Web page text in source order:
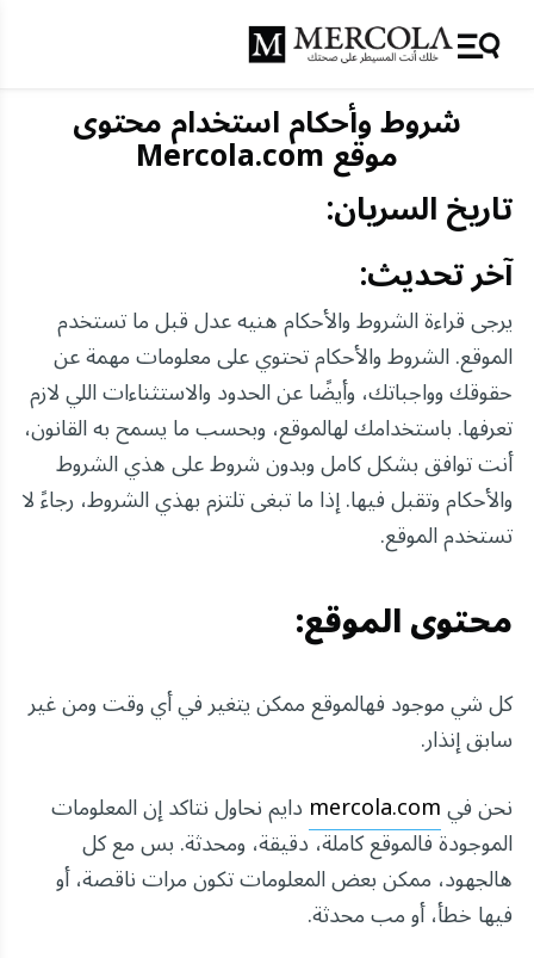
شروط وأحكام استخدام محتوى
موقع Mercola.com
تاريخ السريان:
آخر تحديث:
يرجى قراءة الشروط والأحكام هنيه عدل قبل ما تستخدم
الموقع. الشروط والأحكام تحتوي على معلومات مهمة عن
حقوقك وواجباتك، وأيضًا عن الحدود والاستثناءات اللي لازم
تعرفها. باستخدامك لهالموقع، وبحسب ما يسمح به القانون،
أنت توافق بشكل كامل وبدون شروط على هذي الشروط
والأحكام وتقبل فيها. إذا ما تبغى تلتزم بهذي الشروط، رجاءً لا
تستخدم الموقع.
محتوى الموقع:
كل شي موجود فهالموقع ممكن يتغير في أي وقت ومن غير
سابق إنذار.
نحن فيmercola.com دايم نحاول نتاكد إن المعلومات
الموجودة فالموقع كاملة، دقيقة، ومحدثة. بس مع كل
هالجهود، ممكن بعض المعلومات تكون مرات ناقصة، أو
فيها خطأ، أو مب محدثة.